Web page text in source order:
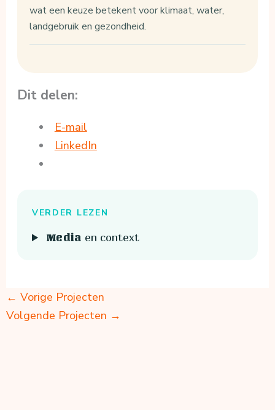
wat een keuze betekent voor klimaat, water,
landgebruik en gezondheid.
Dit delen:
E-mail
LinkedIn
VERDER LEZEN
Media en context
← Vorige Projecten
Volgende Projecten →